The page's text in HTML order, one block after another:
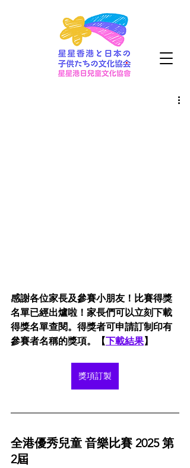
感謝各位家長及參賽小朋友！比賽得獎
名單已經出爐啦！家長們可以立刻下載
得獎名單查閱。得獎者可申請訂制印有
參賽者名稱的獎項。【下載結果】
獎項訂製
全港優秀兒童 音樂比賽 2025 第
2屆